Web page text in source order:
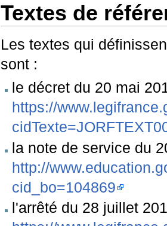
Textes de
Les textes qui
sont :
le décret du 20 mai
https://
la note de service du
http://
cid_bo=104869
l'arrêté du 28 juillet